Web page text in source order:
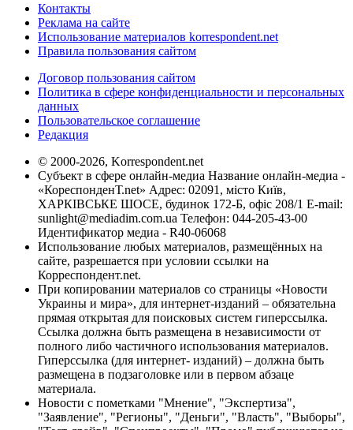
Контакты
Реклама на сайте
Использование материалов korrespondent.net
Правила пользования сайтом
Договор пользования сайтом
Политика в сфере конфиденциальности и персональных
данных
Пользовательское соглашение
Редакция
© 2000-2026, Korrespondent.net
Субъект в сфере онлайн-медиа Название онлайн-медиа -
«КореспонденТ.net» Адрес: 02091, місто Київ,
ХАРКІВСЬКЕ ШОСЕ, будинок 172-Б, офіс 208/1 E-mail:
sunlight@mediadim.com.ua Телефон: 044-205-43-00
Идентификатор медиа - R40-06068
Использование любых материалов, размещённых на
сайте, разрешается при условии ссылки на
Корреспондент.net.
При копировании материалов со страницы «Новости
Украины и мира», для интернет-изданий – обязательна
прямая открытая для поисковых систем гиперссылка.
Ссылка должна быть размещена в независимости от
полного либо частичного использования материалов.
Гиперссылка (для интернет- изданий) – должна быть
размещена в подзаголовке или в первом абзаце
материала.
Новости с пометками "Мнение", "Экспертиза",
"Заявление", "Регионы", "Деньги", "Власть", "Выборы",